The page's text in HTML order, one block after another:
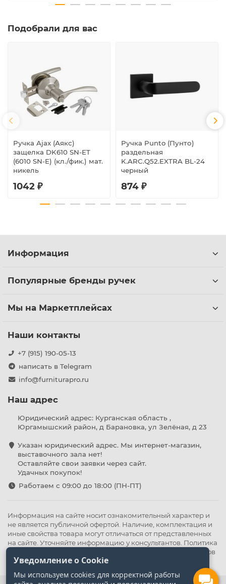
Подобрали для вас
Ручка Ajax (Аякс)
защелка DK610 SN-ET
(6010 SN-E) (кл./фик.) мат.
никель
1042 ₽
Ручка Punto (Пунто)
раздельная
K.ARC.Q52.EXTRA BL-24
черный
874 ₽
Информация
Популярные бренды ручек
Мы на Маркетплейсах
Наши контакты
+7 (915) 190-05-13
написать в Telegram
info@furniturapro.ru
Наш адрес
Юридический адрес: Курганская область ,
Юргамышский район, д Барановка, ул Зелёная, д 23
Указан юридический адрес. Мы интернет-магазин,
выставочного зала нет!
Оставляйте свои заявки через сайт.
Удачных покупок!
Работаем с 09:00 до 18:00 (ПН-ПТ)
Информация на сайте носит ознакомительный характер и
не является публичной офертой. Наличие, комплектация и
иные свойства товара могут отличаться от представленных
на сайте. Уточняйте информацию у консультантов. Политика
Политика обработки файлов
cookie
Уведомление о Cookie
Мы используем cookies для корректной работы